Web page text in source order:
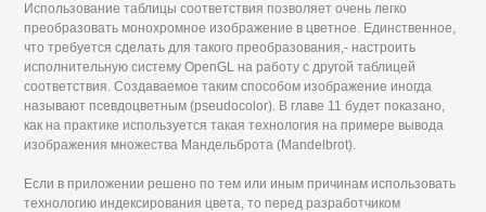
Использование таблицы соответствия позволяет очень легко
преобразовать монохромное изображение в цветное. Единственное,
что требуется сделать для такого преобразования,- настроить
исполнительную систему OpenGL на работу с другой таблицей
соответствия. Создаваемое таким способом изображение иногда
называют псевдоцветным (pseudocolor). В главе 11 будет показано,
как на практике используется такая технология на примере вывода
изображения множества Мандельброта (Mandelbrot).
Если в приложении решено по тем или иным причинам использовать
технологию индексирования цвета, то перед разработчиком